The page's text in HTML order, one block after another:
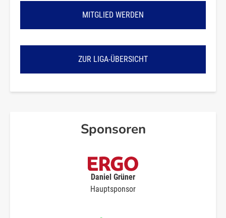
MITGLIED WERDEN
ZUR LIGA-ÜBERSICHT
Sponsoren
Daniel Grüner
Hauptsponsor